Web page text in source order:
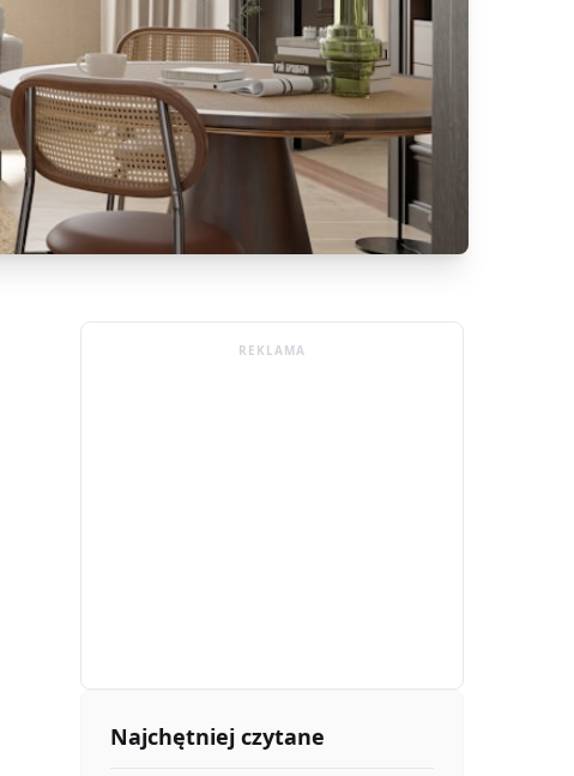
REKLAMA
Najchętniej czytane